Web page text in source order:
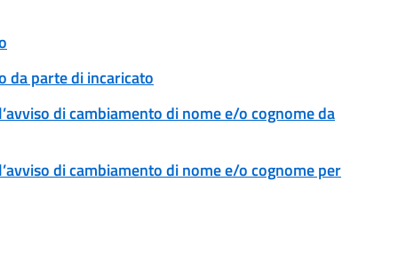
da parte di incaricato
di cambiamento di nome e/o cognome da
di cambiamento di nome e/o cognome per